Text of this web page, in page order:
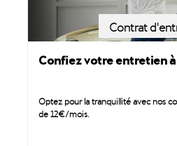
Contrat
Confiez votre entretien
Optez pour la tranquillité avec nos
de 12€/mois.